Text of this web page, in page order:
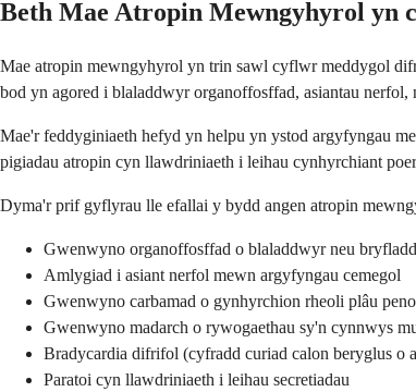
Beth Mae Atropin Mewngyhyrol yn
Mae atropin mewngyhyrol yn trin sawl cyflwr meddygol
bod yn agored i blaladdwyr organoffosffad, asiantau nerfol,
Mae'r feddyginiaeth hefyd yn helpu yn ystod argyfyngau
pigiadau atropin cyn llawdriniaeth i leihau cynhyrchiant
Dyma'r prif gyflyrau lle efallai y bydd angen atropin
Gwenwyno organoffosffad o blaladdwyr neu
Amlygiad i asiant nerfol mewn argyfyngau cemegol
Gwenwyno carbamad o gynhyrchion rheoli plâu
Gwenwyno madarch o rywogaethau sy'n cynnwys
Bradycardia difrifol (cyfradd curiad calon beryglus o
Paratoi cyn llawdriniaeth i leihau secretiadau